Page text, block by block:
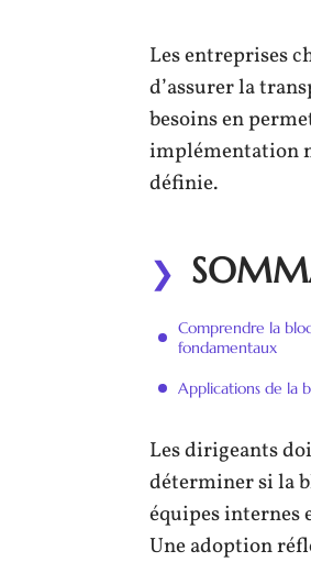
Les entreprises
d’assurer la
besoins en
implémentation
définie.
Comprendre la
fondamentaux
Applications de la
Les dirigeants
déterminer si la
équipes internes
Une adoption